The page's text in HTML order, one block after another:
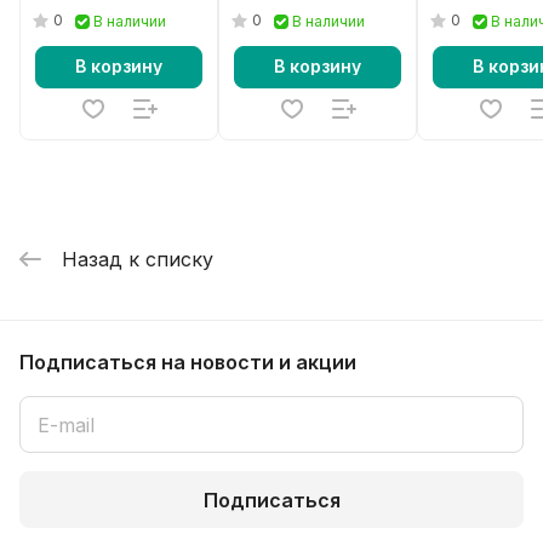
0 В наличии
В корзину
серый
0 В наличии
В корзину
графит
0 В
В
Назад к списку
Подписаться на новости и акции
Подписаться